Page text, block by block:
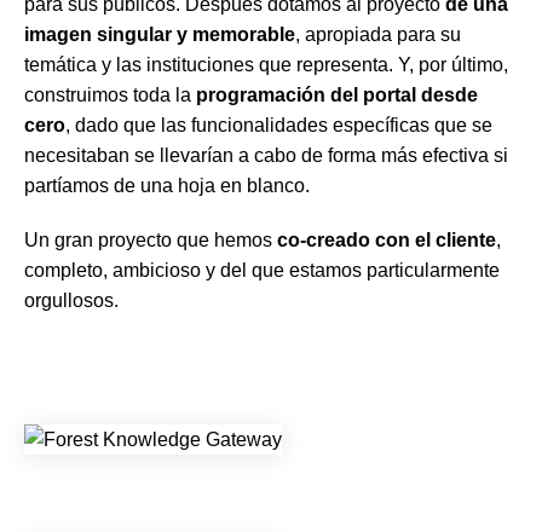
para sus públicos. Después dotamos al proyecto de una
imagen singular y memorable, apropiada para su
temática y las instituciones que representa. Y, por último,
construimos toda la programación del portal desde
cero, dado que las funcionalidades específicas que se
necesitaban se llevarían a cabo de forma más efectiva si
partíamos de una hoja en blanco.
Un gran proyecto que hemos co-creado con el cliente,
completo, ambicioso y del que estamos particularmente
orgullosos.